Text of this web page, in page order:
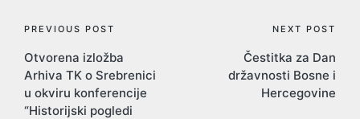
Post
navigation
PREVIOUS POST
Otvorena izložba
Arhiva TK o Srebrenici
u okviru konferencije
“Historijski pogledi
NEXT POST
Čestitka za Dan
državnosti Bosne i
Hercegovine